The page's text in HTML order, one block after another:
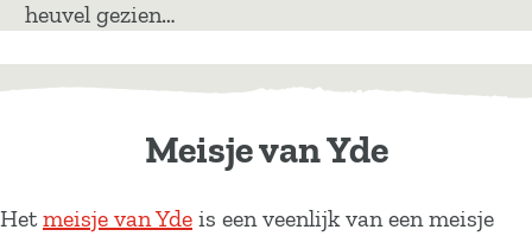
heuvel gezien…
Meisje van Yde
Hetmeisje van Yde is een veenlijk van een meisje